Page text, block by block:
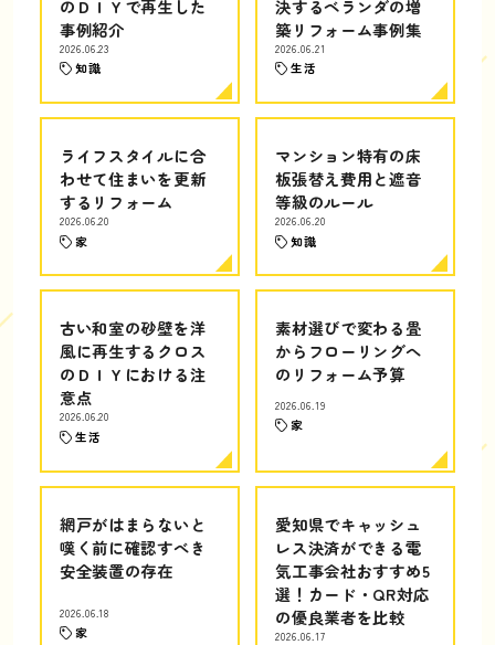
のＤＩＹで再生した
事例紹介
2026.06.23
知識
決するベランダの増
築リフォーム事例集
2026.06.21
生活
ライフスタイルに合
わせて住まいを更新
するリフォーム
2026.06.20
家
マンション特有の床
板張替え費用と遮音
等級のルール
2026.06.20
知識
古い和室の砂壁を洋
風に再生するクロス
のＤＩＹにおける注
意点
2026.06.20
生活
素材選びで変わる畳
からフローリングへ
のリフォーム予算
2026.06.19
家
網戸がはまらないと
嘆く前に確認すべき
安全装置の存在
2026.06.18
家
愛知県でキャッシュ
レス決済ができる電
気工事会社おすすめ5
選！カード・QR対応
の優良業者を比較
2026.06.17